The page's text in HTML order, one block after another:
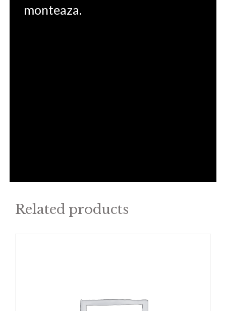
monteaza.
Related products